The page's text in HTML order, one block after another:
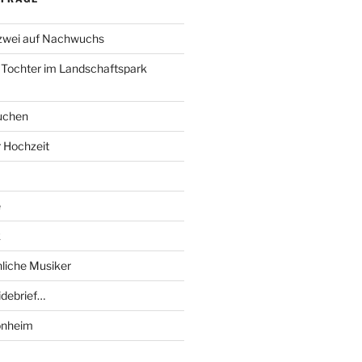
auf Nachwuchs
im Landschaftspark
Hochzeit
Musiker